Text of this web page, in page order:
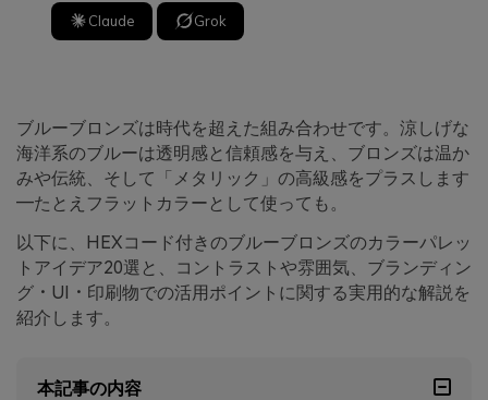
Claude Grok
ブルーブロンズは時代を超えた組み合わせです。涼しげな
海洋系のブルーは透明感と信頼感を与え、ブロンズは温か
みや伝統、そして「メタリック」の高級感をプラスします
―たとえフラットカラーとして使っても。
以下に、HEXコード付きのブルーブロンズのカラーパレッ
トアイデア20選と、コントラストや雰囲気、ブランディン
グ・UI・印刷物での活用ポイントに関する実用的な解説を
紹介します。
本記事の内容